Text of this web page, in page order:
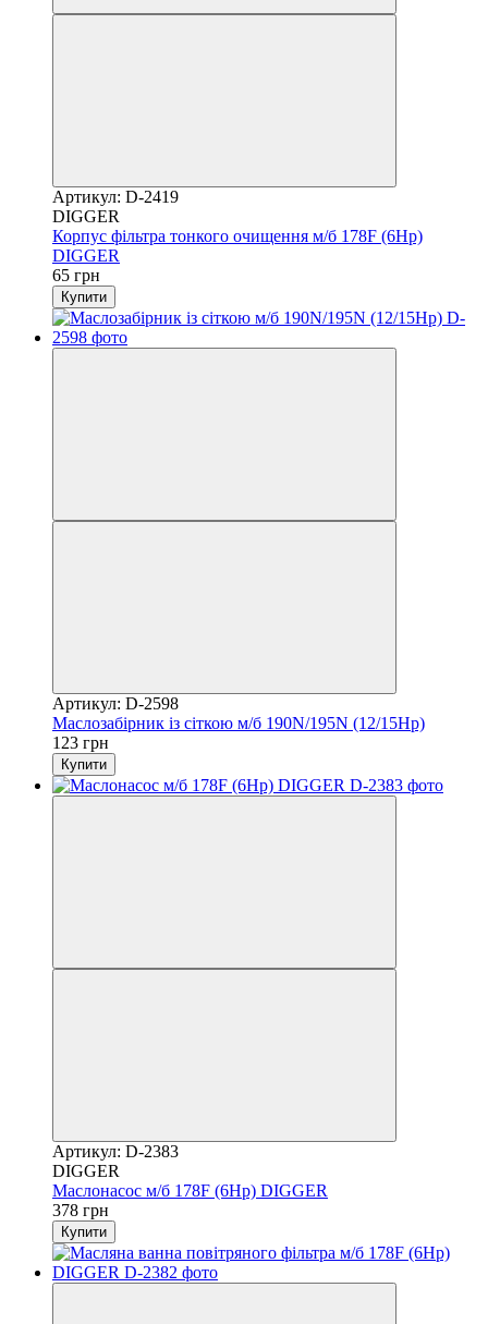
Артикул: D-2419
DIGGER
Корпус фільтра тонкого очищення м/б 178F (6Hp)
DIGGER
65 грн
Купити
Артикул: D-2598
Маслозабірник із сіткою м/б 190N/195N (12/15Hp)
123 грн
Купити
Артикул: D-2383
DIGGER
Маслонасос м/б 178F (6Hp) DIGGER
378 грн
Купити